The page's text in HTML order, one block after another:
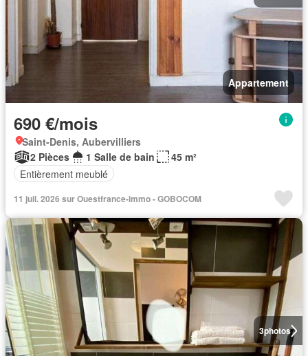
Appartement
690 €/mois
Saint-Denis, Aubervilliers
2 Pièces
1 Salle de bain
45 m²
Entièrement meublé
11 juil. 2026 sur Ouestfrance-immo - GOBOCOM
3photos